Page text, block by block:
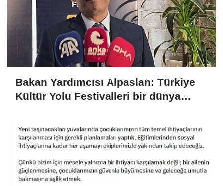
Bakan Yardımcısı Alpaslan: Türkiye
Kültür Yolu Festivalleri bir dünya